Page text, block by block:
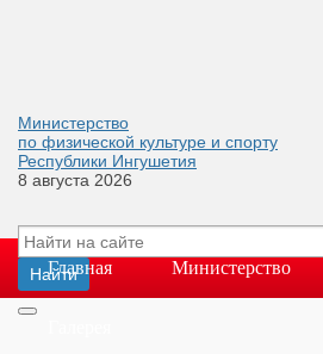
Министерство
по физической культуре и спорту
Республики Ингушетия
8 августа 2026
Главная Министерство